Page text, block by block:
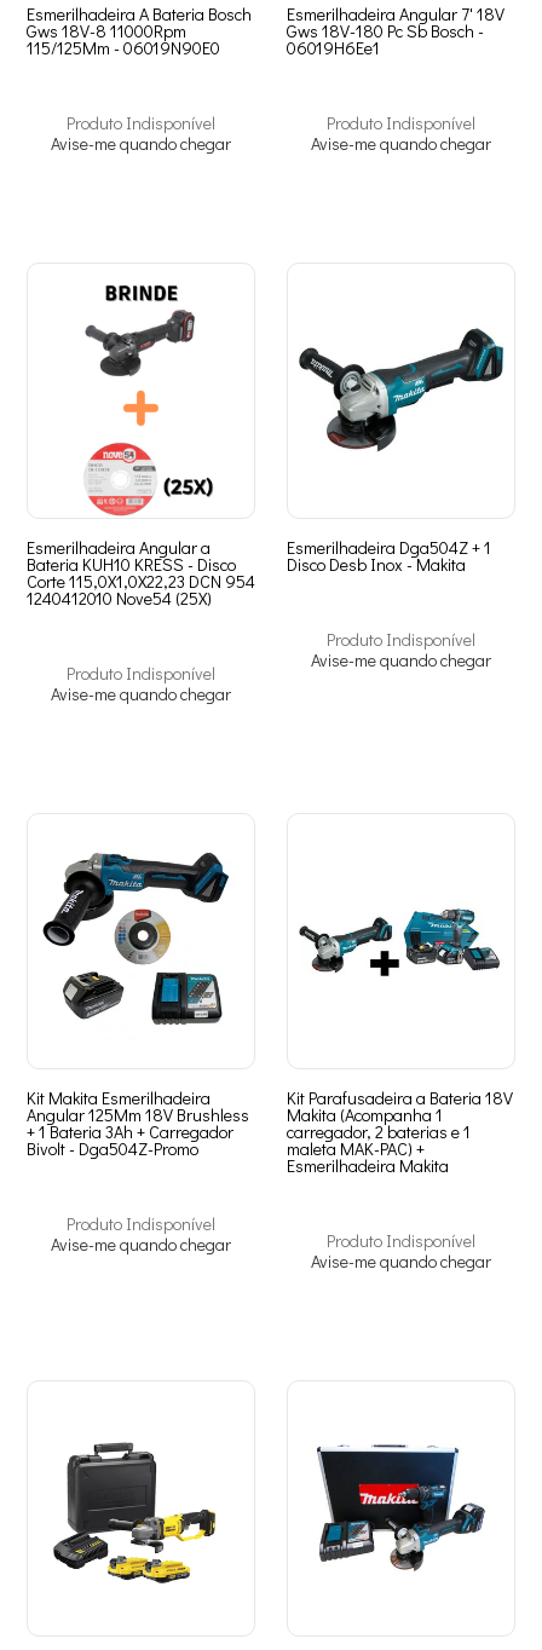
Esmerilhadeira A Bateria Bosch
Gws 18V-8 11000Rpm
115/125Mm - 06019N90E0
Produto Indisponível
Avise-me quando chegar
Esmerilhadeira Angular 7' 18V
Gws 18V-180 Pc Sb Bosch -
06019H6Ee1
Produto Indisponível
Avise-me quando chegar
Esmerilhadeira Angular a
Bateria KUH10 KRESS - Disco
Corte 115,0X1,0X22,23 DCN 954
1240412010 Nove54 (25X)
Produto Indisponível
Avise-me quando chegar
Esmerilhadeira Dga504Z + 1
Disco Desb Inox - Makita
Produto Indisponível
Avise-me quando chegar
Kit Makita Esmerilhadeira
Angular 125Mm 18V Brushless
+ 1 Bateria 3Ah + Carregador
Bivolt - Dga504Z-Promo
Produto Indisponível
Avise-me quando chegar
Kit Parafusadeira a Bateria 18V
Makita (Acompanha 1
carregador, 2 baterias e 1
maleta MAK-PAC) +
Esmerilhadeira Makita
Produto Indisponível
Avise-me quando chegar